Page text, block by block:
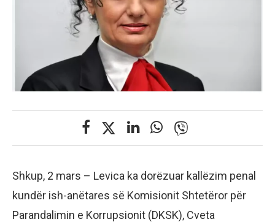
Shkup, 2 mars – Levica ka dorëzuar kallëzim penal
kundër ish-anëtares së Komisionit Shtetëror për
Parandalimin e Korrupsionit (DKSK), Cveta